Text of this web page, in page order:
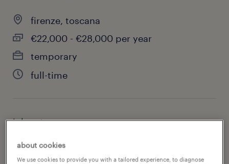
firenze, toscana
€22,000 - €28,000 per year
temporary
full-time
job category
about cookies
We use cookies to provide you with a tailored experience, to diagnose